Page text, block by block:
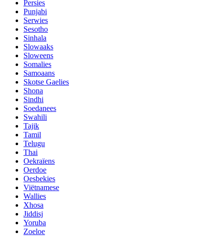
Persies
Punjabi
Serwies
Sesotho
Sinhala
Slowaaks
Sloweens
Somalies
Samoaans
Skotse Gaelies
Shona
Sindhi
Soedanees
Swahili
Tajik
Tamil
Telugu
Thai
Oekraïens
Oerdoe
Oesbekies
Viëtnamese
Wallies
Xhosa
Jiddisj
Yoruba
Zoeloe